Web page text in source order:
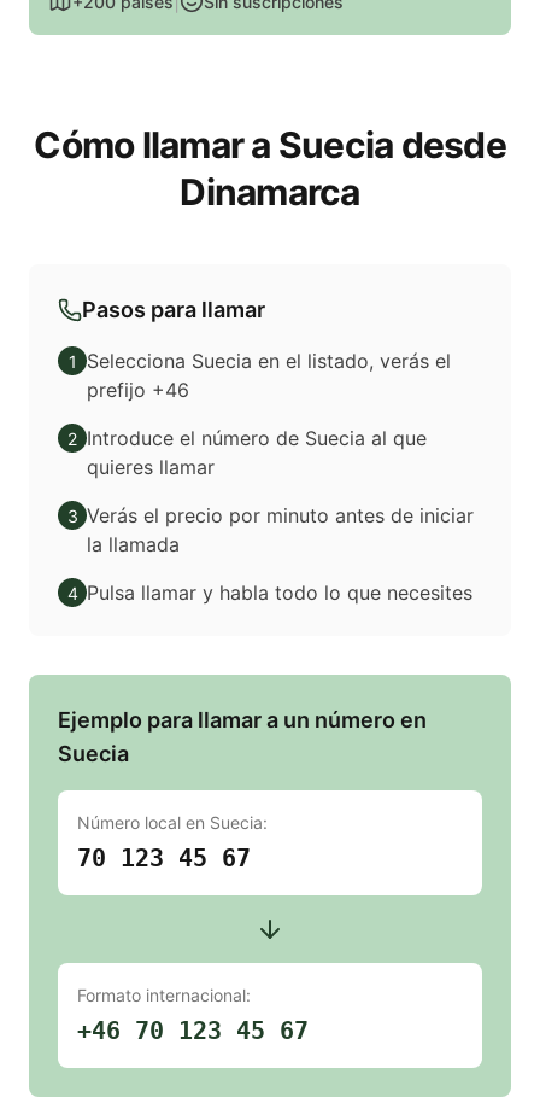
Cómo llamar a Suecia desde
Dinamarca
Pasos para llamar
1
Selecciona Suecia en el listado, verás el
prefijo +46
2 Introduce el número de Suecia al que
quieres llamar
3 Verás el precio por minuto antes de iniciar
la llamada
4 Pulsa llamar y habla todo lo que necesites
Ejemplo para llamar a un número en
Suecia
Número local en Suecia:
70 123 45 67
Formato internacional:
+46 70 123 45 67